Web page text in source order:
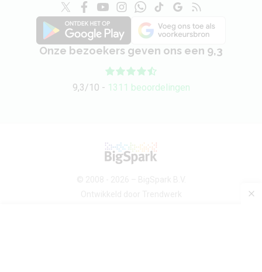
Onze bezoekers geven ons een 9,3
9,3/10 - 1311 beoordelingen